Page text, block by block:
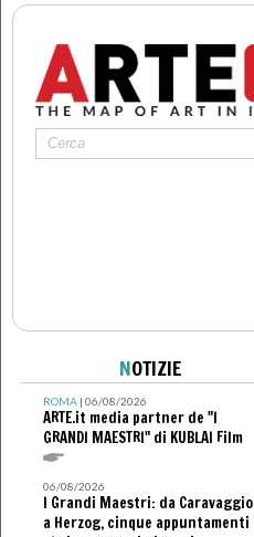
NOTIZIE
ROMA| 06/08/2026
ARTE.it media partner de "I
GRANDI MAESTRI" di KUBLAI Film
06/08/2026
I Grandi Maestri: da Caravaggio
a Herzog, cinque appuntamenti